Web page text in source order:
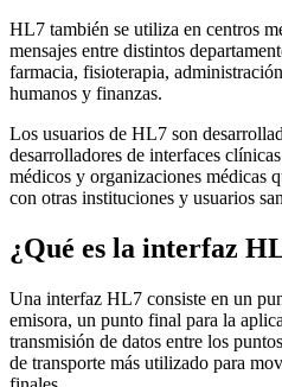
HL7 también se utiliza en centros
mensajes entre distintos
farmacia, fisioterapia,
humanos y finanzas.
Los usuarios de HL7 son
desarrolladores de interfaces
médicos y organizaciones médicas
con otras instituciones y usuarios
¿Qué es la interfaz
Una interfaz HL7 consiste en un
emisora, un punto final para la
transmisión de datos entre los
de transporte más utilizado para